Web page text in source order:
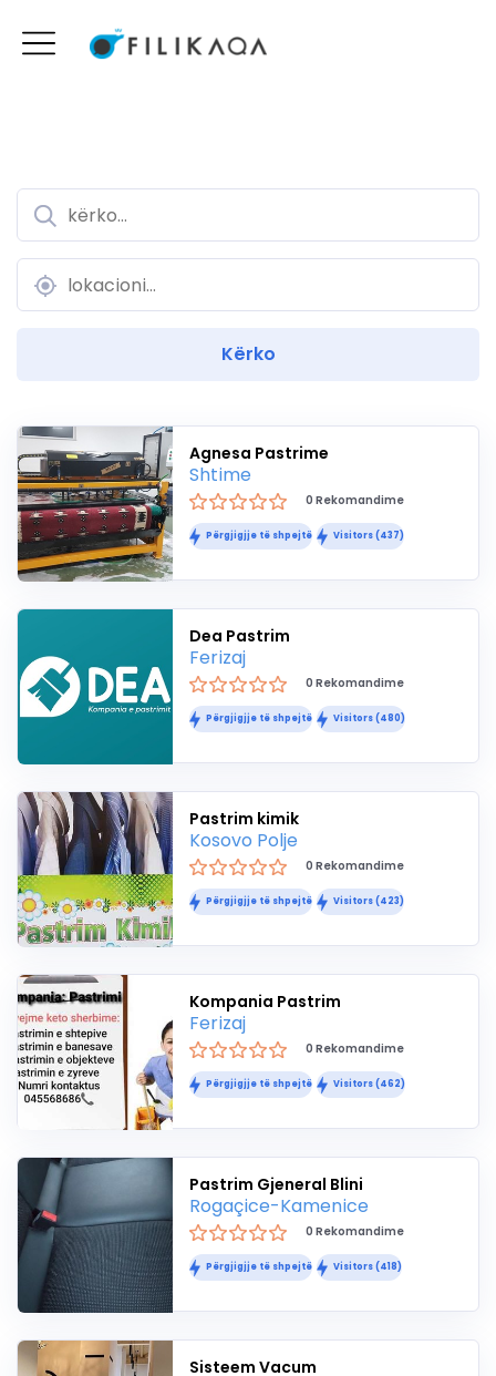
Agnesa Pastrime
Shtime
0 Rekomandime
Përgjigjje të shpejtë Visitors (437)
Dea Pastrim
Ferizaj
0 Rekomandime
Përgjigjje të shpejtë Visitors (480)
Pastrim kimik
Kosovo Polje
0 Rekomandime
Përgjigjje të shpejtë Visitors (423)
Kompania Pastrim
Ferizaj
0 Rekomandime
Përgjigjje të shpejtë Visitors (462)
Pastrim Gjeneral Blini
Rogaçice-Kamenice
0 Rekomandime
Përgjigjje të shpejtë Visitors (418)
Sisteem Vacum